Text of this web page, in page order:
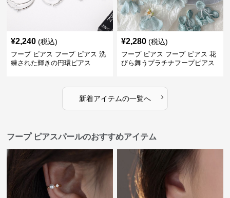
¥2,240 (税込)
フープ ピアス フープ ピアス 洗
練された輝きの円環ピアス
¥2,280 (税込)
フープ ピアス フープ ピアス 花
びら舞うプラチナフープピアス
新着アイテムの一覧へ ›
フープ ピアスパールのおすすめアイテム